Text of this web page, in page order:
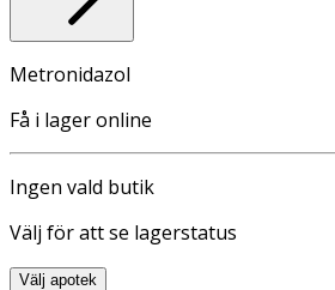
Metronidazol
Få i lager online
Ingen vald butik
Välj för att se lagerstatus
Välj apotek